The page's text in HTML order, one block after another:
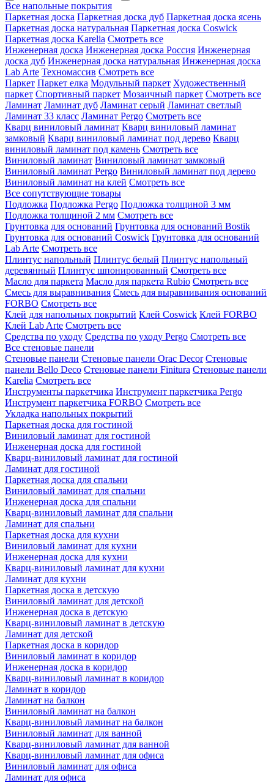
Все напольные покрытия
Паркетная доска Паркетная доска дуб Паркетная доска ясень
Паркетная доска натуральная Паркетная доска Coswick
Паркетная доска Karelia Смотреть все
Инженерная доска Инженерная доска Россия Инженерная
доска дуб Инженерная доска натуральная Инженерная доска
Lab Arte Техномассив Смотреть все
Паркет Паркет елка Модульный паркет Художественный
паркет Спортивный паркет Мозаичный паркет Смотреть все
Ламинат Ламинат дуб Ламинат серый Ламинат светлый
Ламинат 33 класс Ламинат Pergo Смотреть все
Кварц виниловый ламинат Кварц виниловый ламинат
замковый Кварц виниловый ламинат под дерево Кварц
виниловый ламинат под камень Смотреть все
Виниловый ламинат Виниловый ламинат замковый
Виниловый ламинат Pergo Виниловый ламинат под дерево
Виниловый ламинат на клей Смотреть все
Все сопутствующие товары
Подложка Подложка Pergo Подложка толщиной 3 мм
Подложка толщиной 2 мм Смотреть все
Грунтовка для оснований Грунтовка для оснований Bostik
Грунтовка для оснований Coswick Грунтовка для оснований
Lab Arte Смотреть все
Плинтус напольный Плинтус белый Плинтус напольный
деревянный Плинтус шпонированный Смотреть все
Масло для паркета Масло для паркета Rubio Смотреть все
Смесь для выравнивания Смесь для выравнивания оснований
FORBO Смотреть все
Клей для напольных покрытий Клей Coswick Клей FORBO
Клей Lab Arte Смотреть все
Средства по уходу Средства по уходу Pergo Смотреть все
Все стеновые панели
Стеновые панели Стеновые панели Orac Decor Стеновые
панели Bello Deco Стеновые панели Finitura Стеновые панели
Karelia Смотреть все
Инструменты паркетчика Инструмент паркетчика Pergo
Инструмент паркетчика FORBO Смотреть все
Укладка напольных покрытий
Паркетная доска для гостиной
Виниловый ламинат для гостиной
Инженерная доска для гостиной
Кварц-виниловый ламинат для гостиной
Ламинат для гостиной
Паркетная доска для спальни
Виниловый ламинат для спальни
Инженерная доска для спальни
Кварц-виниловый ламинат для спальни
Ламинат для спальни
Паркетная доска для кухни
Виниловый ламинат для кухни
Инженерная доска для кухни
Кварц-виниловый ламинат для кухни
Ламинат для кухни
Паркетная доска в детскую
Виниловый ламинат для детской
Инженерная доска в детскую
Кварц-виниловый ламинат в детскую
Ламинат для детской
Паркетная доска в коридор
Виниловый ламинат в коридор
Инженерная доска в коридор
Кварц-виниловый ламинат в коридор
Ламинат в коридор
Ламинат на балкон
Виниловый ламинат на балкон
Кварц-виниловый ламинат на балкон
Виниловый ламинат для ванной
Кварц-виниловый ламинат для ванной
Кварц-виниловый ламинат для офиса
Виниловый ламинат для офиса
Ламинат для офиса